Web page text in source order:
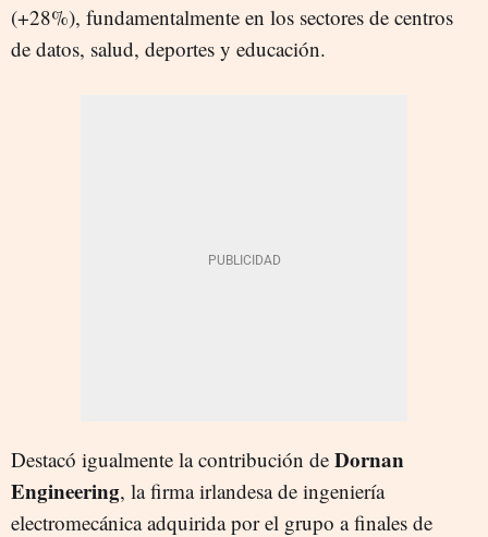
(+28%), fundamentalmente en los sectores de centros
de datos, salud, deportes y educación.
Destacó igualmente la contribución de Dornan
Engineering, la firma irlandesa de ingeniería
electromecánica adquirida por el grupo a finales de